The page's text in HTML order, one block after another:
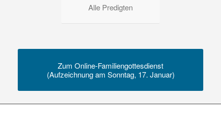
Alle Predigten
Zum Online-Familiengottesdienst
(Aufzeichnung am Sonntag, 17. Januar)